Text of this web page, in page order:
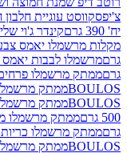
עוגיית חלבון חמאת
קינדר ג'וי שלישייה 60 גרם
צבעוני 18 יח' 270 גרם
יאמס 160 גרם